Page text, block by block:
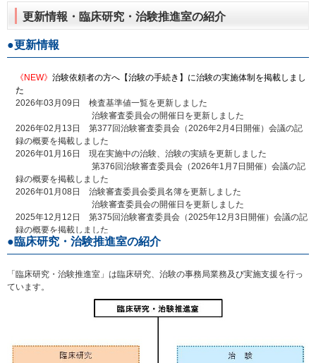
更新情報・臨床研究・治験推進室の紹介
更新情報
《NEW》 治験依頼者の方へ【治験の手続き】に治験の実施体制を掲載しまし
た
2026年03月09日 検査基準値一覧を更新しました
治験審査委員会の開催日を更新しました
2026年02月13日 第377回治験審査委員会（2026年2月4日開催）会議の記
録の概要を掲載しました
2026年01月16日 現在実施中の治験、治験の実績を更新しました
第376回治験審査委員会（2026年1月7日開催）会議の記
録の概要を掲載しました
2026年01月08日 治験審査委員会委員名簿を更新しました
治験審査委員会の開催日を更新しました
2025年12月12日 第375回治験審査委員会（2025年12月3日開催）会議の記
録の概要を掲載しました
2025年12月08日 検査基準値一覧を更新しました
2025年11月17日 第374回治験審査委員会（2025年11月5日開催）会議の記
録の概要を掲載しました
2025年10月15日 現在実施中の治験、治験の実績を更新しました
第373回治験審査委員会（2025年10月1日開催）会議の
2025年09月16日 第372回治験審査委員会（2025年9月3日開催）会議の記
2025年08月18日 第371回治験審査委員会（2025年8月6日開催）会議の記
録の概要を掲載しました
臨床研究・治験推進室の紹介
「臨床研究・治験推進室」は臨床研究、治験の事務局業務及び実施支援を行っ
ています。